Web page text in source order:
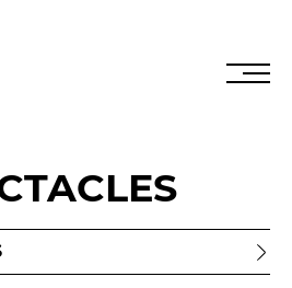
ligne